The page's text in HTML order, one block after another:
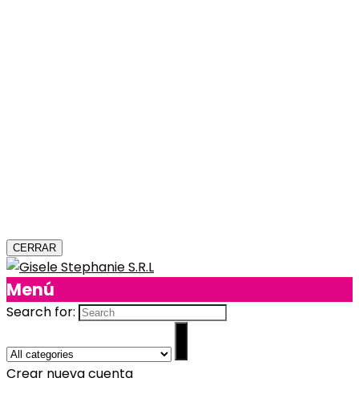
CERRAR
Menú
Search for:
Crear nueva cuenta